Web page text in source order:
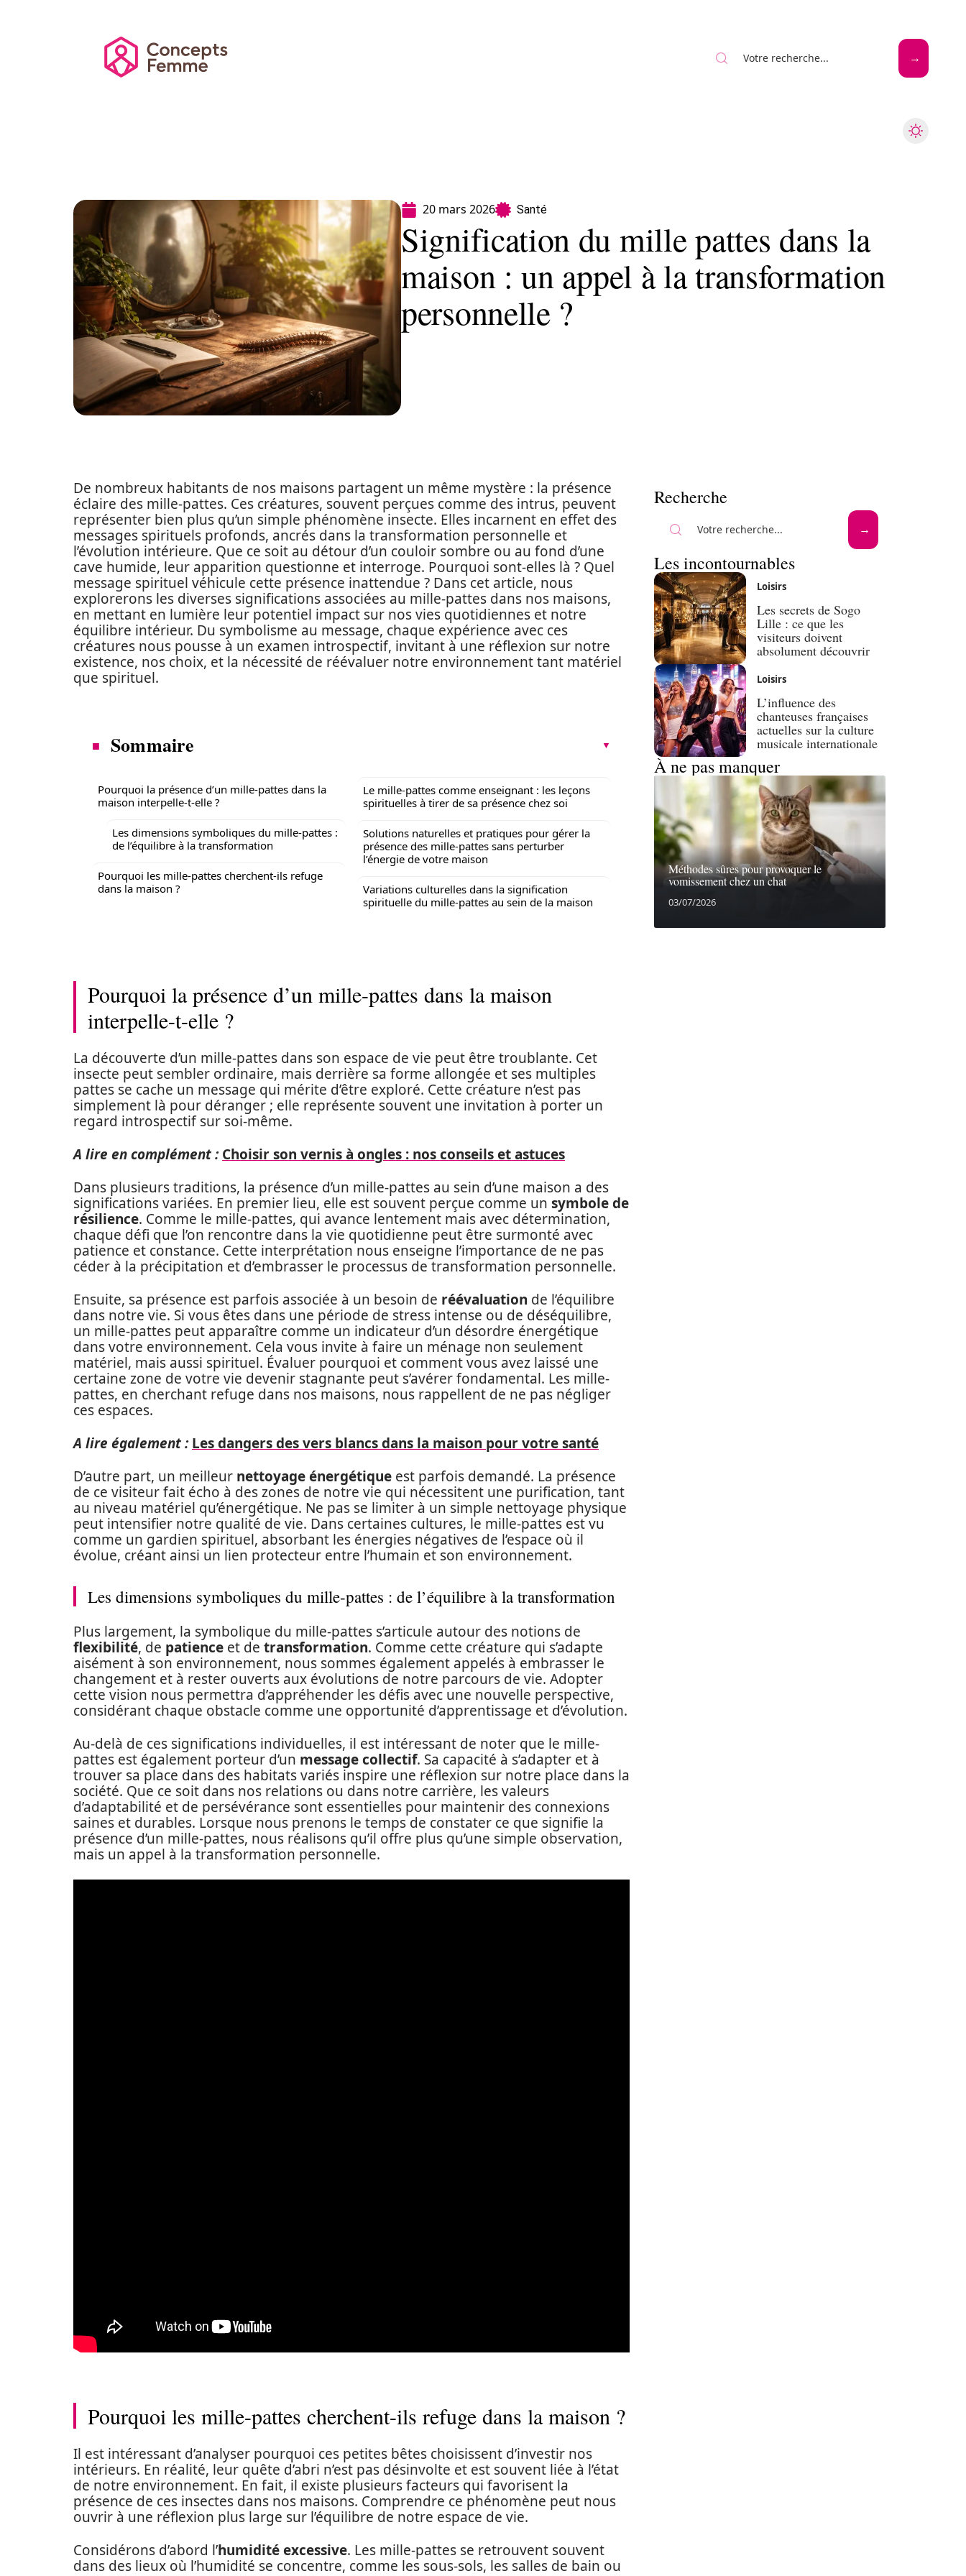
20 mars 2026 Santé
Signification du mille pattes dans la
maison : un appel à la transformation
personnelle ?
De nombreux habitants de nos maisons partagent un même mystère : la présence
éclaire des mille-pattes. Ces créatures, souvent perçues comme des intrus, peuvent
représenter bien plus qu’un simple phénomène insecte. Elles incarnent en effet des
messages spirituels profonds, ancrés dans la transformation personnelle et
l’évolution intérieure. Que ce soit au détour d’un couloir sombre ou au fond d’une
cave humide, leur apparition questionne et interroge. Pourquoi sont-elles là ? Quel
message spirituel véhicule cette présence inattendue ? Dans cet article, nous
explorerons les diverses significations associées au mille-pattes dans nos maisons,
en mettant en lumière leur potentiel impact sur nos vies quotidiennes et notre
équilibre intérieur. Du symbolisme au message, chaque expérience avec ces
créatures nous pousse à un examen introspectif, invitant à une réflexion sur notre
existence, nos choix, et la nécessité de réévaluer notre environnement tant matériel
que spirituel.
Sommaire
Pourquoi la présence d’un mille-pattes dans la
maison interpelle-t-elle ?
Les dimensions symboliques du mille-pattes :
de l’équilibre à la transformation
Pourquoi les mille-pattes cherchent-ils refuge
dans la maison ?
Le mille-pattes comme enseignant : les leçons
spirituelles à tirer de sa présence chez soi
Solutions naturelles et pratiques pour gérer la
présence des mille-pattes sans perturber
l’énergie de votre maison
Variations culturelles dans la signification
spirituelle du mille-pattes au sein de la maison
Pourquoi la présence d’un mille-pattes dans la maison
interpelle-t-elle ?
La découverte d’un mille-pattes dans son espace de vie peut être troublante. Cet
insecte peut sembler ordinaire, mais derrière sa forme allongée et ses multiples
pattes se cache un message qui mérite d’être exploré. Cette créature n’est pas
simplement là pour déranger ; elle représente souvent une invitation à porter un
regard introspectif sur soi-même.
A lire en complément : Choisir son vernis à ongles : nos conseils et astuces
Dans plusieurs traditions, la présence d’un mille-pattes au sein d’une maison a des
significations variées. En premier lieu, elle est souvent perçue comme un symbole de
résilience. Comme le mille-pattes, qui avance lentement mais avec détermination,
chaque défi que l’on rencontre dans la vie quotidienne peut être surmonté avec
patience et constance. Cette interprétation nous enseigne l’importance de ne pas
céder à la précipitation et d’embrasser le processus de transformation personnelle.
Ensuite, sa présence est parfois associée à un besoin de réévaluation de l’équilibre
dans notre vie. Si vous êtes dans une période de stress intense ou de déséquilibre,
un mille-pattes peut apparaître comme un indicateur d’un désordre énergétique
dans votre environnement. Cela vous invite à faire un ménage non seulement
matériel, mais aussi spirituel. Évaluer pourquoi et comment vous avez laissé une
certaine zone de votre vie devenir stagnante peut s’avérer fondamental. Les mille-
pattes, en cherchant refuge dans nos maisons, nous rappellent de ne pas négliger
ces espaces.
A lire également : Les dangers des vers blancs dans la maison pour votre santé
D’autre part, un meilleur nettoyage énergétique est parfois demandé. La présence
de ce visiteur fait écho à des zones de notre vie qui nécessitent une purification, tant
au niveau matériel qu’énergétique. Ne pas se limiter à un simple nettoyage physique
peut intensifier notre qualité de vie. Dans certaines cultures, le mille-pattes est vu
comme un gardien spirituel, absorbant les énergies négatives de l’espace où il
évolue, créant ainsi un lien protecteur entre l’humain et son environnement.
Les dimensions symboliques du mille-pattes : de l’équilibre à la transformation
Plus largement, la symbolique du mille-pattes s’articule autour des notions de
flexibilité, de patience et de transformation. Comme cette créature qui s’adapte
aisément à son environnement, nous sommes également appelés à embrasser le
changement et à rester ouverts aux évolutions de notre parcours de vie. Adopter
cette vision nous permettra d’appréhender les défis avec une nouvelle perspective,
considérant chaque obstacle comme une opportunité d’apprentissage et d’évolution.
Au-delà de ces significations individuelles, il est intéressant de noter que le mille-
pattes est également porteur d’un message collectif. Sa capacité à s’adapter et à
trouver sa place dans des habitats variés inspire une réflexion sur notre place dans la
société. Que ce soit dans nos relations ou dans notre carrière, les valeurs
d’adaptabilité et de persévérance sont essentielles pour maintenir des connexions
saines et durables. Lorsque nous prenons le temps de constater ce que signifie la
présence d’un mille-pattes, nous réalisons qu’il offre plus qu’une simple observation,
mais un appel à la transformation personnelle.
Pourquoi les mille-pattes cherchent-ils refuge dans la maison ?
Il est intéressant d’analyser pourquoi ces petites bêtes choisissent d’investir nos
intérieurs. En réalité, leur quête d’abri n’est pas désinvolte et est souvent liée à l’état
de notre environnement. En fait, il existe plusieurs facteurs qui favorisent la
présence de ces insectes dans nos maisons. Comprendre ce phénomène peut nous
ouvrir à une réflexion plus large sur l’équilibre de notre espace de vie.
Considérons d’abord l’humidité excessive. Les mille-pattes se retrouvent souvent
dans des lieux où l’humidité se concentre, comme les sous-sols, les salles de bain ou
Recherche
Les incontournables
Loisirs
Les secrets de Sogo
Lille : ce que les
visiteurs doivent
absolument découvrir
Loisirs
L’influence des
chanteuses françaises
actuelles sur la culture
musicale internationale
À ne pas manquer
Méthodes sûres pour provoquer le
vomissement chez un chat
03/07/2026